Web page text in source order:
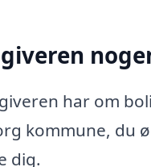
har om
kommune, du
dig.